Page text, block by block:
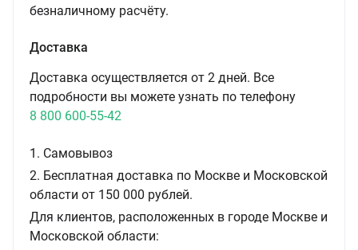
безналичному расчёту.
Доставка
Доставка осуществляется от 2 дней. Все
подробности вы можете узнать по телефону
8 800 600-55-42
1. Самовывоз
2. Бесплатная доставка по Москве и Московской
области от 150 000 рублей.
Для клиентов, расположенных в городе Москве и
Московской области: